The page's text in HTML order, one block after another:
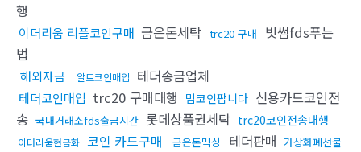
행
이더리움 리플코인구매 금은돈세탁 trc20 구매
빗썸fds푸는
법
해외자금 알트코인매입 테더송금업체
테더코인매입 trc20 구매대행 밈코인팝니다 신용카드코인전
송 국내거래소fds출금시간 롯데상품권세탁 trc20코인전송대행
이더리움현금화 코인 카드구매 금은돈믹싱 테더판매 가상화폐선물